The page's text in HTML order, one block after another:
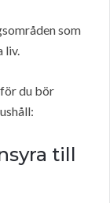
som
liv.
du bör
till